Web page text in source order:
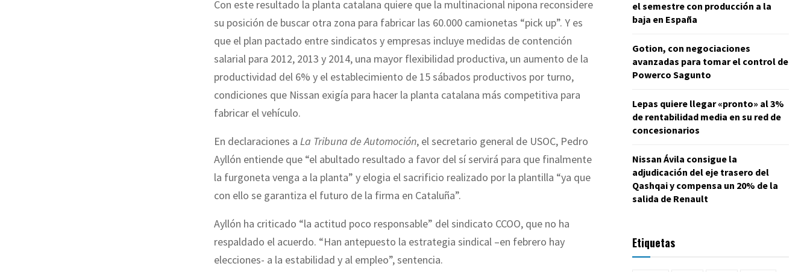
Con este resultado la planta catalana quiere que la multinacional nipona reconsidere
su posición de buscar otra zona para fabricar las 60.000 camionetas “pick up”. Y es
que el plan pactado entre sindicatos y empresas incluye medidas de contención
salarial para 2012, 2013 y 2014, una mayor flexibilidad productiva, un aumento de la
productividad del 6% y el establecimiento de 15 sábados productivos por turno,
condiciones que Nissan exigía para hacer la planta catalana más competitiva para
fabricar el vehículo.
En declaraciones a La Tribuna de Automoción, el secretario general de USOC, Pedro
Ayllón entiende que “el abultado resultado a favor del sí servirá para que finalmente
la furgoneta venga a la planta” y elogia el sacrificio realizado por la plantilla “ya que
con ello se garantiza el futuro de la firma en Cataluña”.
Ayllón ha criticado “la actitud poco responsable” del sindicato CCOO, que no ha
respaldado el acuerdo. “Han antepuesto la estrategia sindical –en febrero hay
elecciones- a la estabilidad y al empleo”, sentencia.
el semestre con producción a la
baja en España
Gotion, con negociaciones
avanzadas para tomar el control de
Powerco Sagunto
Lepas quiere llegar «pronto» al 3%
de rentabilidad media en su red de
concesionarios
Nissan Ávila consigue la
adjudicación del eje trasero del
Qashqai y compensa un 20% de la
salida de Renault
Etiquetas